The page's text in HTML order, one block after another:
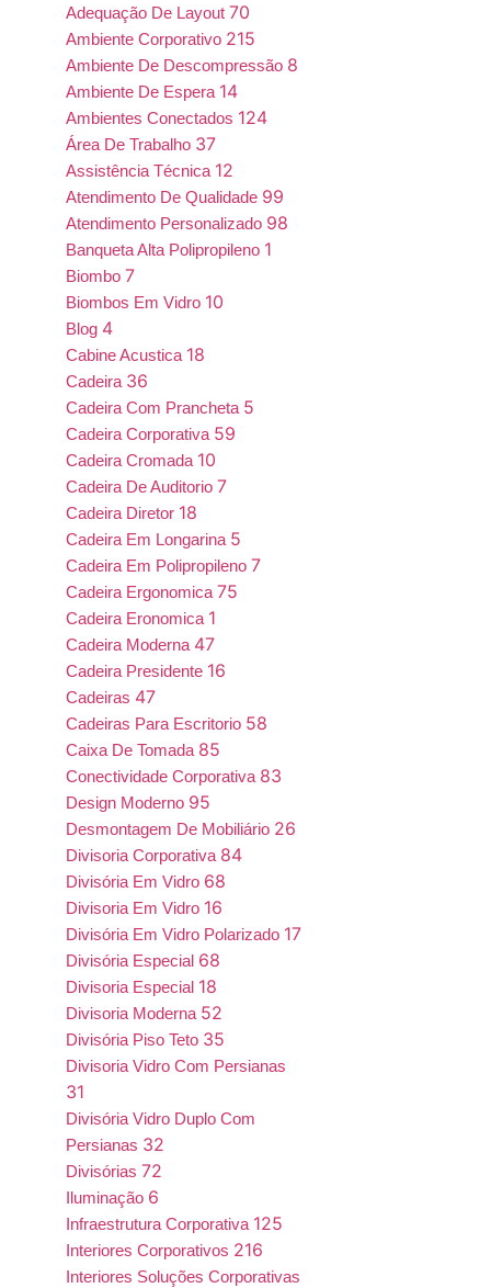
Adequação De Layout 70
Ambiente Corporativo 215
Ambiente De Descompressão 8
Ambiente De Espera 14
Ambientes Conectados 124
Área De Trabalho 37
Assistência Técnica 12
Atendimento De Qualidade 99
Atendimento Personalizado 98
Banqueta Alta Polipropileno 1
Biombo 7
Biombos Em Vidro 10
Blog 4
Cabine Acustica 18
Cadeira 36
Cadeira Com Prancheta 5
Cadeira Corporativa 59
Cadeira Cromada 10
Cadeira De Auditorio 7
Cadeira Diretor 18
Cadeira Em Longarina 5
Cadeira Em Polipropileno 7
Cadeira Ergonomica 75
Cadeira Eronomica 1
Cadeira Moderna 47
Cadeira Presidente 16
Cadeiras 47
Cadeiras Para Escritorio 58
Caixa De Tomada 85
Conectividade Corporativa 83
Design Moderno 95
Desmontagem De Mobiliário 26
Divisoria Corporativa 84
Divisória Em Vidro 68
Divisoria Em Vidro 16
Divisória Em Vidro Polarizado 17
Divisória Especial 68
Divisoria Especial 18
Divisoria Moderna 52
Divisória Piso Teto 35
Divisoria Vidro Com Persianas
31
Divisória Vidro Duplo Com
Persianas 32
Divisórias 72
Iluminação 6
Infraestrutura Corporativa 125
Interiores Corporativos 216
Interiores Soluções Corporativas